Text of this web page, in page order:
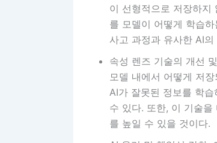
이 선형적으로 저장하지
를 모델이 어떻게 학습
사고 과정과 유사한 AI
속성 렌즈 기술의 개선
모델 내에서 어떻게 저
AI가 잘못된 정보를 학
수 있다. 또한, 이 기술
를 높일 수 있을 것이다.